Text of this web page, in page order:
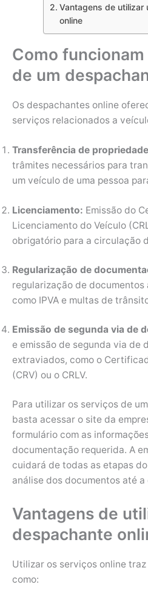
Vantagens de utilizar
online
Como
de um
Os despachantes online
serviços relacionados a
Transferência de
trâmites necessários para
um veículo de uma pessoa
Licenciamento: Emissão do
Licenciamento do Veículo
obrigatório para a circulação
Regularização de
regularização de
como IPVA e multas de
Emissão de segunda via de
e emissão de segunda via de
extraviados, como o
(CRV) ou o CRLV.
Para utilizar os serviços de
basta acessar o site da
formulário com as
documentação requerida. A
cuidará de todas as etapas
análise dos documentos até
Vantagens de
despachante
Utilizar os serviços online
como: